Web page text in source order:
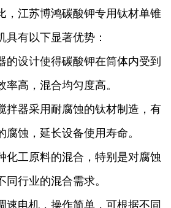
，江苏博鸿碳酸钾专用钛材单锥
有以下显著优势：
的设计使得碳酸钾在筒体内受到
高，混合均匀度高。
拌器采用耐腐蚀的钛材制造，有
蚀，延长设备使用寿命。
化工原料的混合，特别是对腐蚀
行业的混合需求。
速电机，操作简单，可根据不同